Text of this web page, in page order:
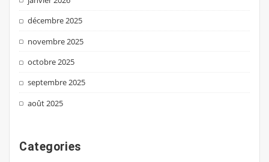
décembre 2025
novembre 2025
octobre 2025
septembre 2025
août 2025
Categories